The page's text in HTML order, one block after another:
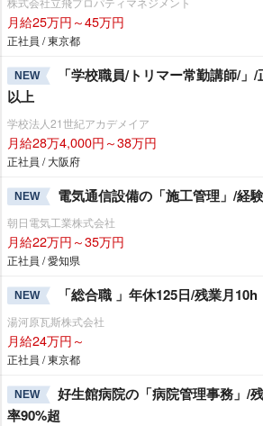
月給25万円～45万円
正社員 / 東京都
NEW
「学校職員/トリマー常勤講師/」
以上
学校法人21世紀アカデメイア
月給28万4,000円～38万円
正社員 / 大阪府
NEW 電気通信設備の「施工管理」/経
朝日電気工業株式会社
月給22万円～35万円
正社員 / 愛知県
NEW 「総合職 」年休125日/残業月10h
湯河原瓦斯株式会社
月給24万円～
正社員 / 東京都
NEW
好生館病院の「病院管理事務」/
率90%超